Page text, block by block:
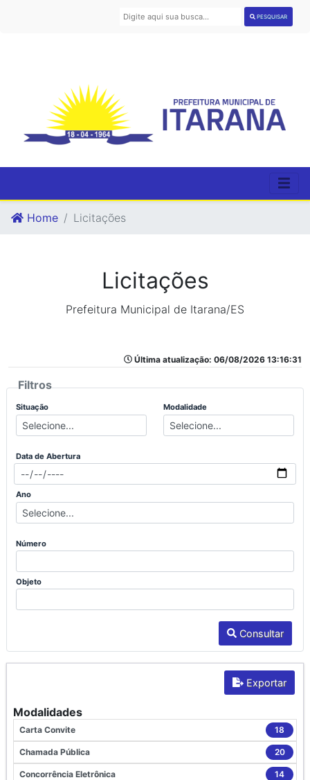
PESQUISAR
Home Licitações
Licitações
Prefeitura Municipal de Itarana/ES
Última atualização: 06/08/2026 13:16:31
Filtros
Situação Modalidade
Data de Abertura
Ano
Número
Objeto
Consultar
Exportar
Modalidades
Carta Convite 18
Chamada Pública 20
Concorrência Eletrônica 14